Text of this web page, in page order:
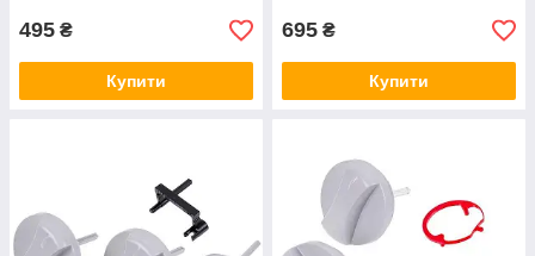
495 ₴
Купити
695 ₴
Купити